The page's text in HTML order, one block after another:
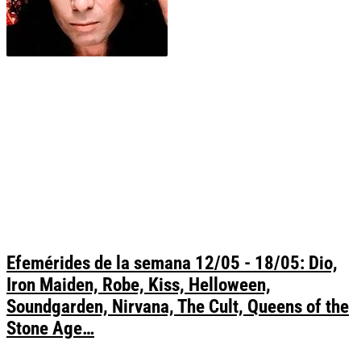
Efemérides de la semana 12/05 - 18/05: Dio,
Iron Maiden, Robe, Kiss, Helloween,
Soundgarden, Nirvana, The Cult, Queens of the
Stone Age…